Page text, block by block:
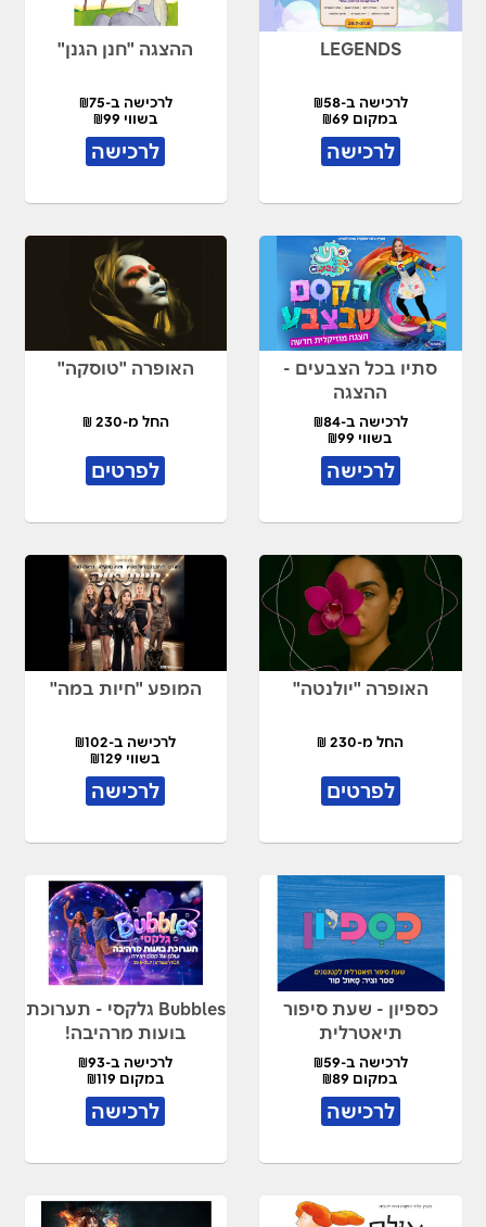
LEGENDS
לרכישה ב-₪58
במקום ₪69
לרכישה
ההצגה "חנן הגנן"
לרכישה ב-₪75
בשווי ₪99
לרכישה
סתיו בכל הצבעים -
ההצגה
לרכישה ב-₪84
בשווי ₪99
לרכישה
האופרה "טוסקה"
החל מ-230 ₪
לפרטים
האופרה "יולנטה"
החל מ-230 ₪
לפרטים
המופע "חיות במה"
לרכישה ב-₪102
בשווי ₪129
לרכישה
כספיון - שעת סיפור
תיאטרלית
לרכישה ב-₪59
במקום ₪89
לרכישה
Bubbles גלקסי - תערוכת
בועות מרהיבה!
לרכישה ב-₪93
במקום ₪119
לרכישה